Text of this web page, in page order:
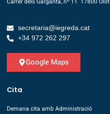
secretaria@iegreda.cat
+34 972 262 297
Google Maps
Cita
Demana cita amb Administració